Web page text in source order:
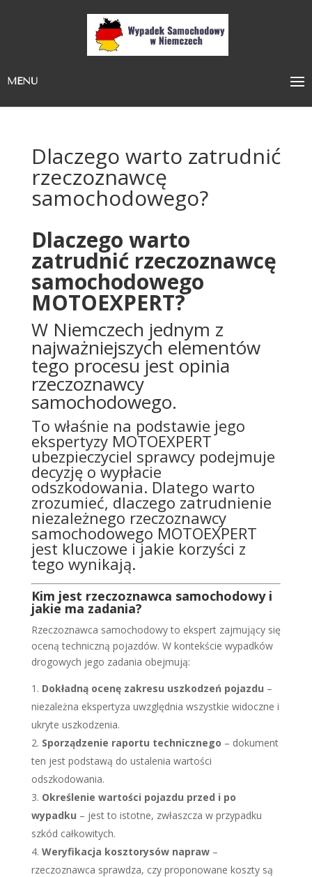
MENU
Dlaczego warto zatrudnić
rzeczoznawcę
samochodowego?
Dlaczego warto
zatrudnić rzeczoznawcę
samochodowego
MOTOEXPERT?
W Niemczech jednym z
najważniejszych elementów
tego procesu jest opinia
rzeczoznawcy
samochodowego.
To właśnie na podstawie jego
ekspertyzy MOTOEXPERT
ubezpieczyciel sprawcy podejmuje
decyzję o wypłacie
odszkodowania. Dlatego warto
zrozumieć, dlaczego zatrudnienie
niezależnego rzeczoznawcy
samochodowego MOTOEXPERT
jest kluczowe i jakie korzyści z
tego wynikają.
Kim jest rzeczoznawca samochodowy i
jakie ma zadania?
Rzeczoznawca samochodowy to ekspert zajmujący się
oceną techniczną pojazdów. W kontekście wypadków
drogowych jego zadania obejmują:
Dokładną ocenę zakresu uszkodzeń pojazdu –
niezależna ekspertyza uwzględnia wszystkie widoczne i
ukryte uszkodzenia.
Sporządzenie raportu technicznego – dokument
ten jest podstawą do ustalenia wartości
odszkodowania.
Określenie wartości pojazdu przed i po
wypadku – jest to istotne, zwłaszcza w przypadku
szkód całkowitych.
Weryfikacja kosztorysów napraw–
rzeczoznawca sprawdza, czy proponowane koszty są